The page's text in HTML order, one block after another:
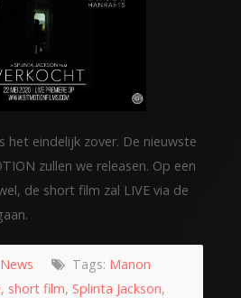
het eindelijk zover. De nieuwste
zullen we releasen. Op een
de short film zal LIVE via de
News Tags: Manon
, short film, Splinta Jackson,